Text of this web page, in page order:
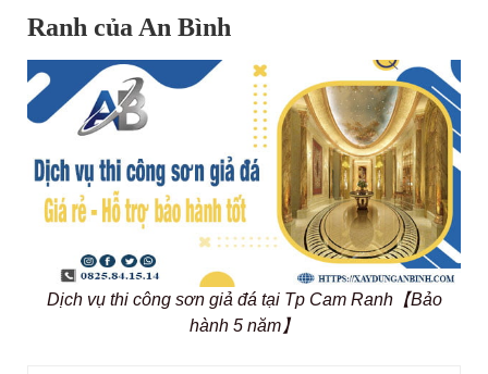
Ranh của An Bình
Dịch vụ thi công sơn giả đá tại Tp Cam Ranh【Bảo
hành 5 năm】